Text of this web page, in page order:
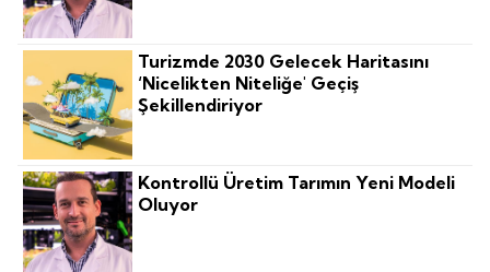
Turizmde 2030 Gelecek Haritasını
‘nicelikten Niteliğe' Geçiş
Şekillendiriyor
Kontrollü Üretim Tarımın Yeni Modeli
Oluyor